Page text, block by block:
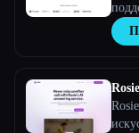
Rosie